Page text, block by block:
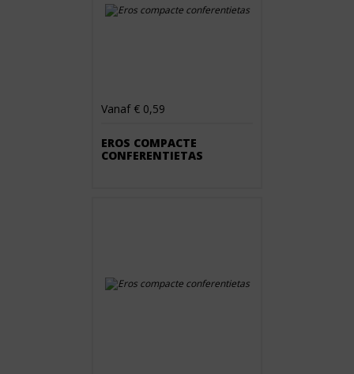
Vanaf € 0,59
EROS COMPACTE
CONFERENTIETAS